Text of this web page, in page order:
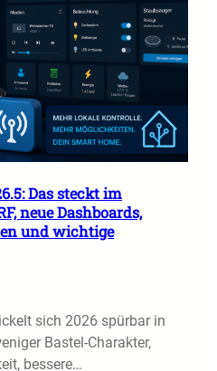
Das steckt im
neue Dashboards,
und wichtige
sich 2026 spürbar in
Bastel-Charakter,
bessere…